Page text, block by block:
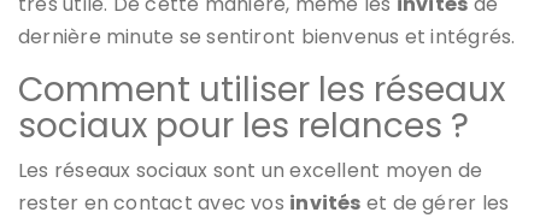
dernière minute se sentiront bienvenus et intégrés.
Comment utiliser les réseaux
sociaux pour les relances ?
Les réseaux sociaux sont un excellent moyen de
rester en contact avec vos invités et de gérer les